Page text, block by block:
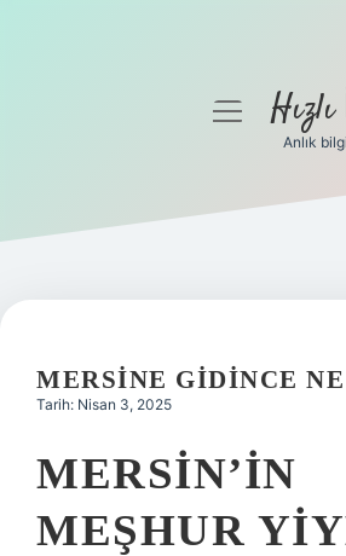
Gizlilik Politikası
Yasal Uyarı
menüyü
Anlık
MERSINE GIDINCE
Tarih: Nisan 3, 2025
MERSIN’IN
MEŞHUR